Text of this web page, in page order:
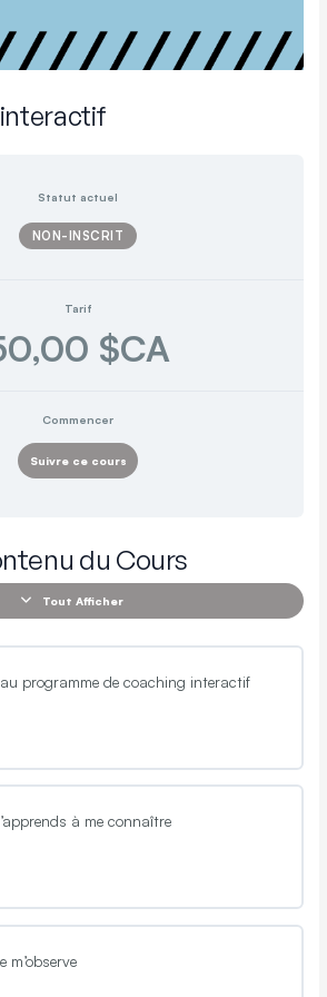
Statut actuel
NON-INSCRIT
Tarif
$CA
Commencer
Suivre ce cours
du Cours
Tout Afficher
programme de coaching interactif
0/6 Etapes
à me connaître
0/5 Etapes
m’observe